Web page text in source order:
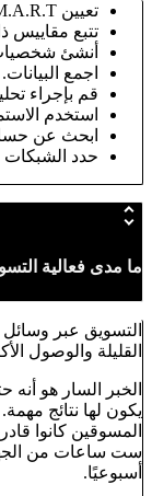
تعيين S.M.A.R.T. الأهداف.
تتبع مقاييس
أنشئ
اجمع البيانات.
قم بإجراء
استخدم
ابحث عن
حدد الشبكات
ما مدى فعالية
التسويق عبر
القليلة والوصول
الخبر السار هو
المسوقين كانوا
ست ساعات من
أسبوعيًا.